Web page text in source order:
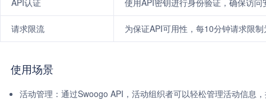
API认证 使用API密钥进行身份验证，确保访问
请求限流 为保证API可用性，每10分钟请求限
使用场景
活动管理：通过Swoogo API，活动组织者可以轻松管理活动信息